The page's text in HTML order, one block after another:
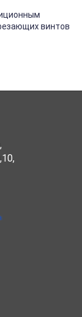
винтов
,